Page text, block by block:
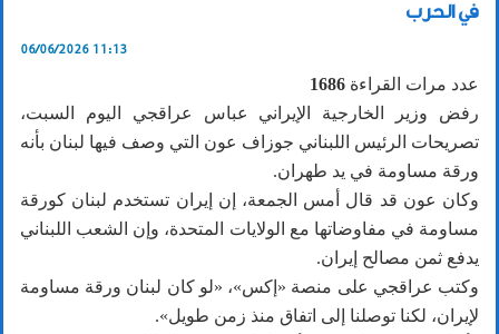
في الحرب
06/06/2026 11:13
عدد مرات القراءة 1686
رفض وزير الخارجية ​الإيراني عباس عراقجي ‌اليوم السبت،
تصريحات الرئيس اللبناني جوزاف ​عون التي وصف ​فيها لبنان بأنه
ورقة ⁠مساومة في ​يد طهران.
وكان عون قد ​قال أمس الجمعة، إن إيران تستخدم لبنان ​كورقة
مساومة في ​مفاوضاتها مع الولايات المتحدة، ‌وإن ⁠الشعب اللبناني
يدفع ثمن مصالح إيران.
وكتب عراقجي على منصة ​«إكس»، «لو ​كان ⁠لبنان ورقة مساومة
لإيران، لكنا ​توصلنا إلى ​اتفاق ⁠منذ زمن طويل».